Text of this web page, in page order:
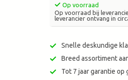
Op voorraad
Op voorraad bij
leverancier ontvang in
Snelle deskundige
Breed assortiment
Tot 7 jaar garantie